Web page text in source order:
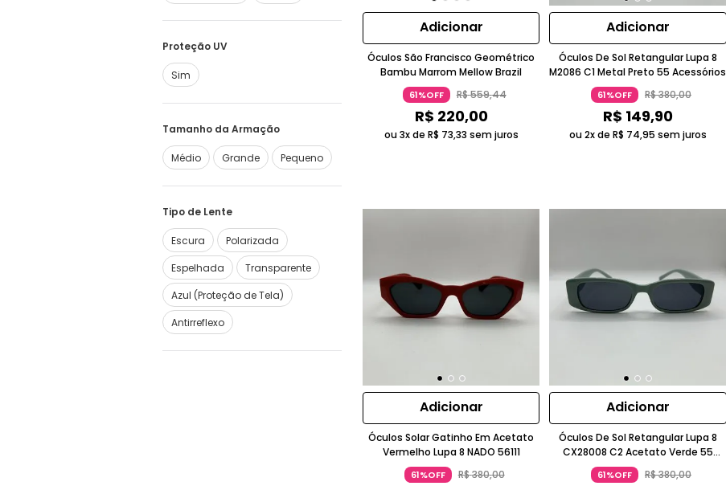
Proteção UV
Sim
Tamanho da Armação
Médio Grande Pequeno
Tipo de Lente
Escura
Polarizada
Espelhada
Transparente
Azul (Proteção de Tela)
Antirreflexo
Adicionar
Óculos São Francisco Geométrico
Bambu Marrom Mellow Brazil
61%OFF R$559,44
R$ 220,00
ou 3x de R$ 73,33 sem juros
Adicionar
Óculos De Sol Retangular Lupa 8
M2086 C1 Metal Preto 55 Acessórios
61%OFF R$380,00
R$ 149,90
ou 2x de R$ 74,95 sem juros
Adicionar
Óculos Solar Gatinho Em Acetato
Vermelho Lupa 8 NADO 56111
61%OFF R$380,00
Adicionar
Óculos De Sol Retangular Lupa 8
CX28008 C2 Acetato Verde 55
Acessórios
61%OFF R$380,00